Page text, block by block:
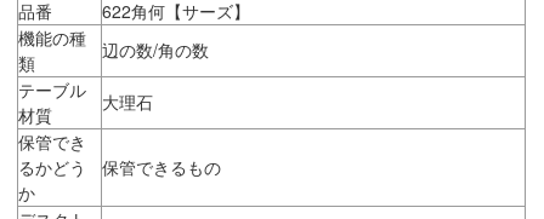
品番
622角何【サーズ】
機能の種
類
辺の数/角の数
テーブル
材質
大理石
保管でき
るかどう
か
保管できるもの